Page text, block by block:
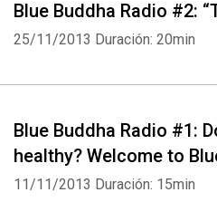
Blue Buddha Radio #2:
25/11/2013 Duración: 20min
Blue Buddha Radio #1:
healthy? Welcome to
11/11/2013 Duración: 15min